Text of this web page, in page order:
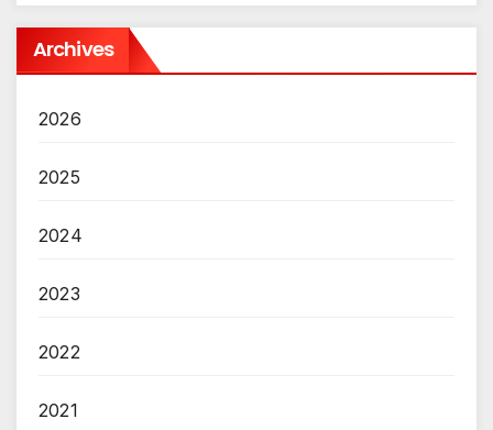
Archives
2026
2025
2024
2023
2022
2021